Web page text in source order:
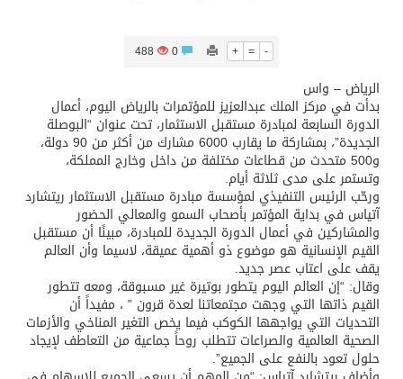
+ = -
488
الرياض – واس
بدأت في مركز الملك عبدالعزيز للمؤتمرات بالرياض اليوم، أعمال
الدورة السابعة لمبادرة مستقبل الاستثمار، تحت عنوان “البوصلة
الجديدة”، بمشاركة ما يقارب 6000 مشارك من أكثر من 90 دولة،
و500 متحدث من قطاعات مختلفة من داخل وخارج المملكة،
وتستمر على مدى ثلاثة أيام.
ورحّب الرئيس التنفيذي لمؤسسة مبادرة مستقبل الاستثمار ريتشارد
آتياس في بداية المؤتمر بأصحاب السمو والمعالي الحضور
والمشاركين في أعمال الدورة الجديدة للمبادرة، مبينًا أن مستقبل
القيم الإنسانية هو موضوع ذو أهمية عميقة، لاسيما وأن العالم
يقف على اعتاب عصر جديد.
وقال: “إن العالم اليوم يتطور بوتيرة غير مسبوقة، ومعه تتطور
القيم ذاتها التي وجهت مجتمعاتنا لعدة قرون ” ، مفيداً أن
التحديات التي يواجهها الكوكب فيما يخص التغير المناخي والأزمات
الصحية العالمية والصراعات تتطلب روحاً جماعية من التعاطف لإيجاد
حلول تعود بالنفع على الجميع”.